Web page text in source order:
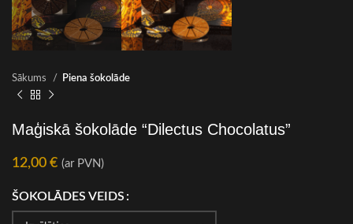
Sākums Piena šokolāde
Maģiskā šokolāde “Dilectus Chocolatus”
12,00 € (ar PVN)
ŠOKOLĀDES VEIDS